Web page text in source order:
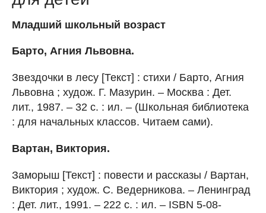
Младший школьный возраст
Барто, Агния Львовна.
Звездочки в лесу [Текст] : стихи / Барто, Агния
Львовна ; худож. Г. Мазурин. – Москва : Дет.
лит., 1987. – 32 с. : ил. – (Школьная библиотека
: для начальных классов. Читаем сами).
Вартан, Виктория.
Заморыш [Текст] : повести и рассказы / Вартан,
Виктория ; худож. С. Ведерникова. – Ленинград
: Дет. лит., 1991. – 222 с. : ил. – ISBN 5-08-